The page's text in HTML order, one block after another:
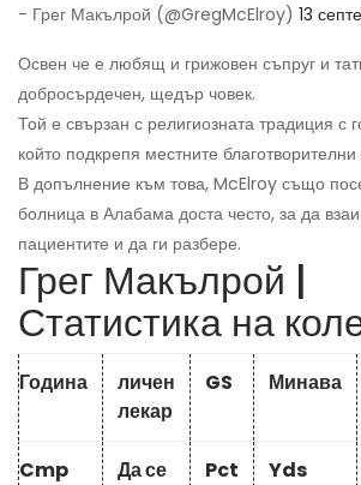
- Грег Макълрой (@GregMcElroy) 13
Освен че е любящ и грижовен съпруг и
добросърдечен, щедър човек.
Той е свързан с религиозната традиция
който подкрепя местните
В допълнение към това, McElroy също
болница в Алабама доста често, за да
пациентите и да ги разбере.
Грег Макълрой |
Статистика на
Година
личен
лекар
GS Минава
Cmp Да се Pct Yds